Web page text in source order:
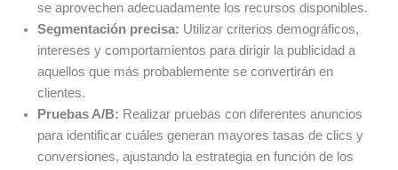
se aprovechen adecuadamente los recursos disponibles.
Segmentación precisa: Utilizar criterios demográficos,
intereses y comportamientos para dirigir la publicidad a
aquellos que más probablemente se convertirán en
clientes.
Pruebas A/B: Realizar pruebas con diferentes anuncios
para identificar cuáles generan mayores tasas de clics y
conversiones, ajustando la estrategia en función de los